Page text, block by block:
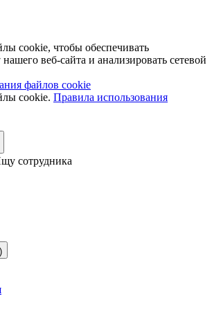
cookie, чтобы обеспечивать
веб-сайта и анализировать сетевой
файлов cookie
cookie. Правила использования
сотрудника